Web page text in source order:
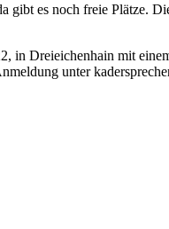
gibt es noch freie Plätze.
Dreieichenhain mit
unter